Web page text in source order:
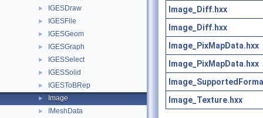
► IGESDraw
► IGESFile
► IGESGeom
► IGESGraph
► IGESSelect
► IGESSolid
► IGESToBRep
► Image
► IMeshData
Image_Diff.hxx
Image_Diff.hxx
Image_PixMapData.hxx
Image_PixMapData.hxx
Image_Texture.hxx